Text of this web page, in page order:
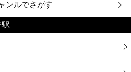
ンルでさがす
駅